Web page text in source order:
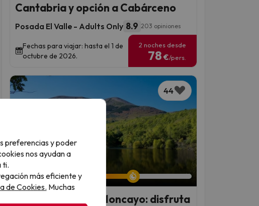
Cantabria y opción a Cabárceno
Posada El Valle - Adults Only 8.9 203 opiniones
Fechas para viajar: hasta el 1 de
octubre de 2026.
2 noches desde
78 €/pers.
44
A las puertas del Moncayo: disfruta
preferencias y poder
nos ayudan a
ti.
más eficiente y
de Cookies. Muchas